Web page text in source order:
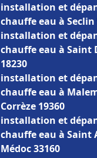
installation et
chauffe eau à Seclin
installation et
chauffe eau à Saint
18230
installation et
chauffe eau à
Corrèze 19360
installation et
chauffe eau à Saint
Médoc 33160